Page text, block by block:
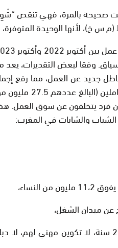
صحيحة بالمرة، فهي تنقص
س خ)، لأنها الوحيدة المتوفرة،
يعد مستوى البطالة هو الأسوأ منذ عام
والشابات في المغرب: